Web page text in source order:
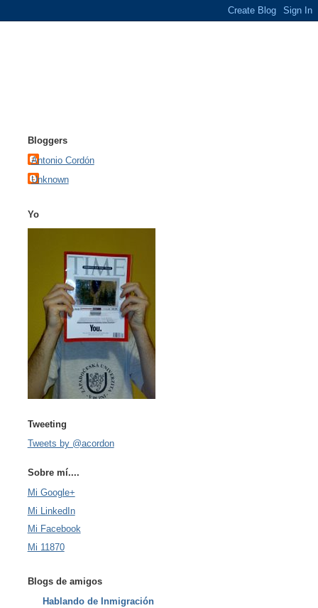
Bloggers
Antonio Cordón
Unknown
Yo
Tweeting
Tweets by @acordon
Sobre mí....
Mi Google+
Mi LinkedIn
Mi Facebook
Mi 11870
Blogs de amigos
Hablando de Inmigración